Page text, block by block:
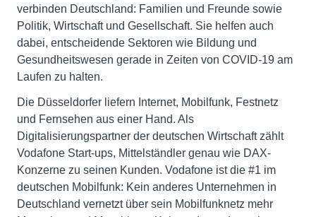
verbinden Deutschland: Familien und Freunde sowie
Politik, Wirtschaft und Gesellschaft. Sie helfen auch
dabei, entscheidende Sektoren wie Bildung und
Gesundheitswesen gerade in Zeiten von COVID-19 am
Laufen zu halten.
Die Düsseldorfer liefern Internet, Mobilfunk, Festnetz
und Fernsehen aus einer Hand. Als
Digitalisierungspartner der deutschen Wirtschaft zählt
Vodafone Start-ups, Mittelständler genau wie DAX-
Konzerne zu seinen Kunden. Vodafone ist die #1 im
deutschen Mobilfunk: Kein anderes Unternehmen in
Deutschland vernetzt über sein Mobilfunknetz mehr